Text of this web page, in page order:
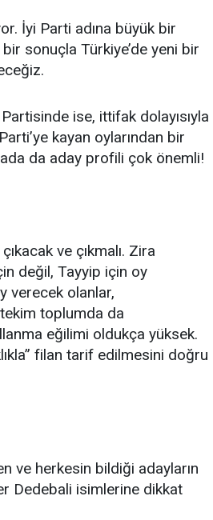
İyi Parti adına büyük bir
sonuçla Türkiye’de yeni bir
Partisinde ise, ittifak dolayısıyla
kayan oylarından bir
da aday profili çok önemli!
ve çıkmalı. Zira
değil, Tayyip için oy
verecek olanlar,
toplumda da
eğilimi oldukça yüksek.
filan tarif edilmesini doğru
ve herkesin bildiği adayların
Dedebali isimlerine dikkat